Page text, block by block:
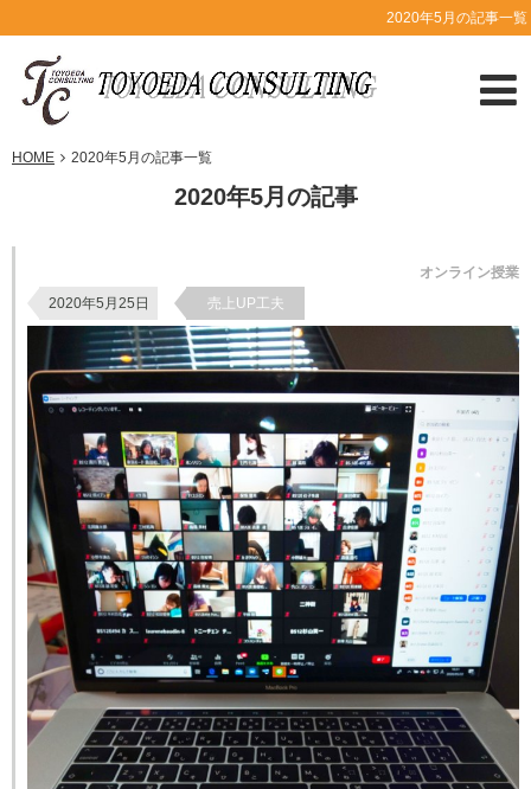
2020年5月の記事一覧
HOME 2020年5月の記事一覧
2020年5月の記事
オンライン授業
2020年5月25日
売上UP工夫